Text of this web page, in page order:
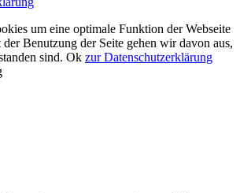
um eine optimale Funktion der Webseite
Benutzung der Seite gehen wir davon aus,
sind. Ok zur Datenschutzerklärung